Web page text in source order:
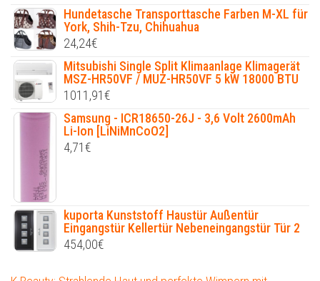
Hundetasche Transporttasche Farben M-XL für
York, Shih-Tzu, Chihuahua
24,24€
Mitsubishi Single Split Klimaanlage Klimagerät
MSZ-HR50VF / MUZ-HR50VF 5 kW 18000 BTU
1011,91€
Samsung - ICR18650-26J - 3,6 Volt 2600mAh
Li-Ion [LiNiMnCoO2]
4,71€
kuporta Kunststoff Haustür Außentür
Eingangstür Kellertür Nebeneingangstür Tür 2
454,00€